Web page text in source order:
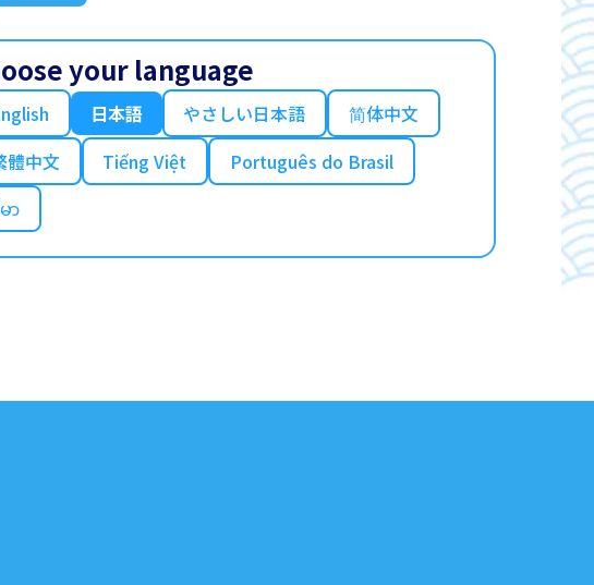
your language
日本語 やさしい日本語
简体中文
體中文
Tiếng Việt
Português do Brasil
ာ